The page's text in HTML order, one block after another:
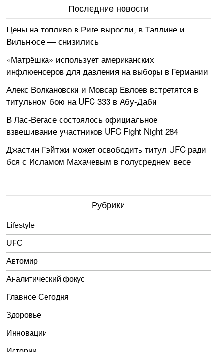
Последние новости
Цены на топливо в Риге выросли, в Таллине и
Вильнюсе — снизились
«Матрёшка» использует американских
инфлюенсеров для давления на выборы в Германии
Алекс Волкановски и Мовсар Евлоев встретятся в
титульном бою на UFC 333 в Абу-Даби
В Лас-Вегасе состоялось официальное
взвешивание участников UFC Fight Night 284
Джастин Гэйтжи может освободить титул UFC ради
боя с Исламом Махачевым в полусреднем весе
Рубрики
Lifestyle
UFC
Автомир
Аналитический фокус
Главное Сегодня
Здоровье
Инновации